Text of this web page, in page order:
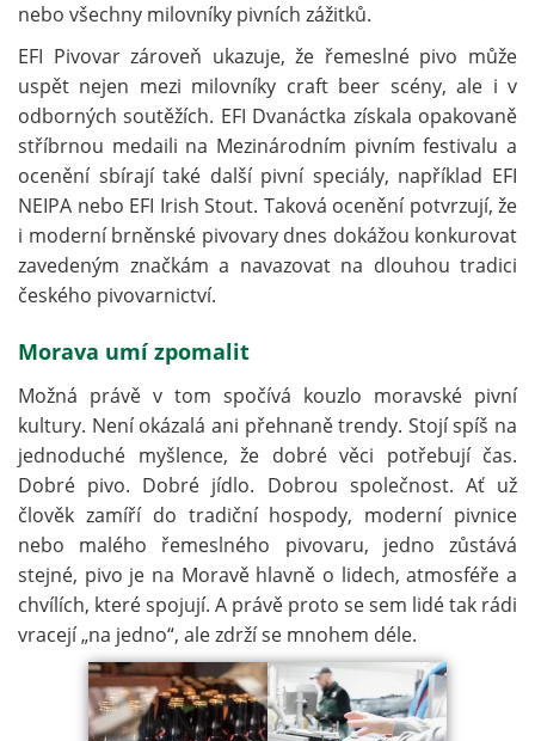
nebo všechny milovníky pivních zážitků.
EFI Pivovar zároveň ukazuje, že řemeslné pivo může
uspět nejen mezi milovníky craft beer scény, ale i v
odborných soutěžích. EFI Dvanáctka získala opakovaně
stříbrnou medaili na Mezinárodním pivním festivalu a
ocenění sbírají také další pivní speciály, například EFI
NEIPA nebo EFI Irish Stout. Taková ocenění potvrzují, že
i moderní brněnské pivovary dnes dokážou konkurovat
zavedeným značkám a navazovat na dlouhou tradici
českého pivovarnictví.
Morava umí zpomalit
Možná právě v tom spočívá kouzlo moravské pivní
kultury. Není okázalá ani přehnaně trendy. Stojí spíš na
jednoduché myšlence, že dobré věci potřebují čas.
Dobré pivo. Dobré jídlo. Dobrou společnost. Ať už
člověk zamíří do tradiční hospody, moderní pivnice
nebo malého řemeslného pivovaru, jedno zůstává
stejné, pivo je na Moravě hlavně o lidech, atmosféře a
chvílích, které spojují. A právě proto se sem lidé tak rádi
vracejí „na jedno“, ale zdrží se mnohem déle.